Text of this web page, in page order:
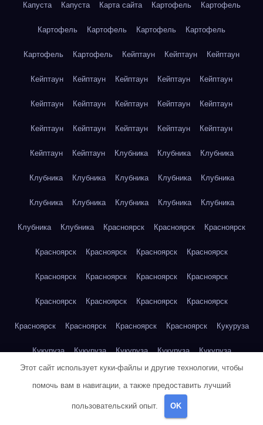
Капуста Капуста Карта сайта Картофель Картофель
Картофель Картофель Картофель Картофель
Картофель Картофель Кейптаун Кейптаун Кейптаун
Кейптаун Кейптаун Кейптаун Кейптаун Кейптаун
Кейптаун Кейптаун Кейптаун Кейптаун Кейптаун
Кейптаун Кейптаун Кейптаун Кейптаун Кейптаун
Кейптаун Кейптаун Клубника Клубника Клубника
Клубника Клубника Клубника Клубника Клубника
Клубника Клубника Клубника Клубника Клубника
Клубника Клубника Красноярск Красноярск Красноярск
Красноярск Красноярск Красноярск Красноярск
Красноярск Красноярск Красноярск Красноярск
Красноярск Красноярск Красноярск Красноярск
Красноярск Красноярск Красноярск Красноярск Кукуруза
Кукуруза Кукуруза Кукуруза Кукуруза Кукуруза
Этот сайт использует куки-файлы и другие технологии, чтобы
помочь вам в навигации, а также предоставить лучший
пользовательский опыт. OK